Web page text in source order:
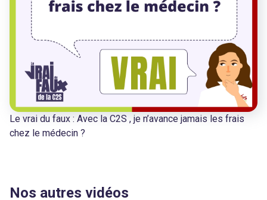
Le vrai du faux : Avec la C2S , je n’avance jamais les frais
chez le médecin ?
Nos autres vidéos